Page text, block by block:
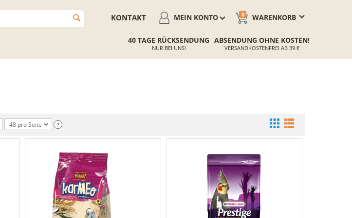
WARENKORB
0
MEIN KONTO
KONTAKT
40 TAGE RÜCKSENDUNG
NUR BEI UNS!
ABSENDUNG OHNE KOSTEN!
VERSANDKOSTENFREI AB 39 €
48 pro Seite ?